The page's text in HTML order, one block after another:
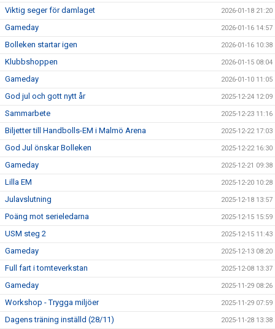
Viktig seger för damlaget 2026-01-18 21:20
Gameday 2026-01-16 14:57
Bolleken startar igen 2026-01-16 10:38
Klubbshoppen 2026-01-15 08:04
Gameday 2026-01-10 11:05
God jul och gott nytt år 2025-12-24 12:09
Sammarbete 2025-12-23 11:16
Biljetter till Handbolls-EM i Malmö Arena 2025-12-22 17:03
God Jul önskar Bolleken 2025-12-22 16:30
Gameday 2025-12-21 09:38
Lilla EM 2025-12-20 10:28
Julavslutning 2025-12-18 13:57
Poäng mot serieledarna 2025-12-15 15:59
USM steg 2 2025-12-15 11:43
Gameday 2025-12-13 08:20
Full fart i tomteverkstan 2025-12-08 13:37
Gameday 2025-11-29 08:26
Workshop - Trygga miljöer 2025-11-29 07:59
Dagens träning inställd (28/11) 2025-11-28 13:38